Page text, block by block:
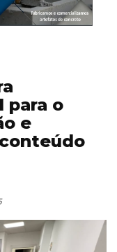
para o
e